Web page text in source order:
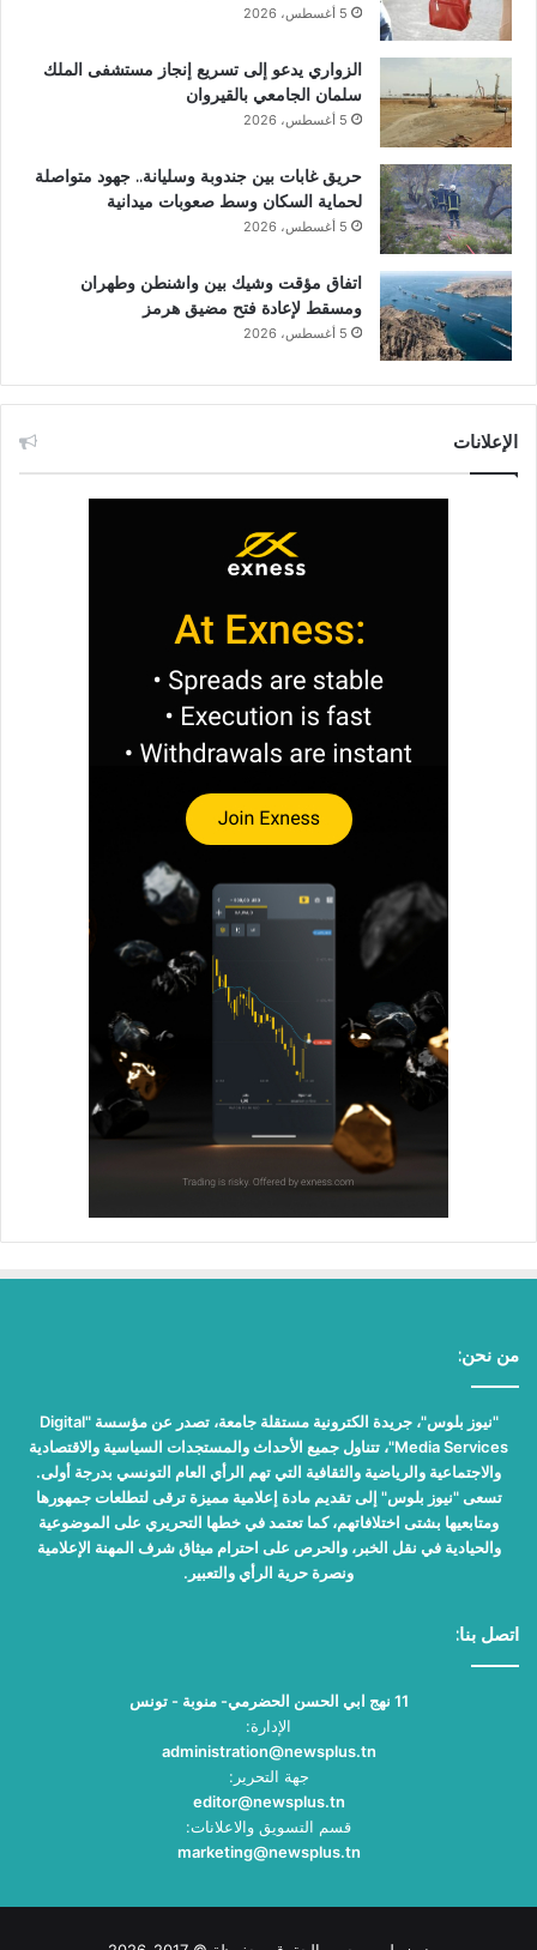
5 أغسطس، 2026
الزواري يدعو إلى تسريع إنجاز مستشفى الملك
سلمان الجامعي بالقيروان
5 أغسطس، 2026
حريق غابات بين جندوبة وسليانة.. جهود متواصلة
لحماية السكان وسط صعوبات ميدانية
5 أغسطس، 2026
اتفاق مؤقت وشيك بين واشنطن وطهران
ومسقط لإعادة فتح مضيق هرمز
5 أغسطس، 2026
الإعلانات
من نحن:
"نيوز بلوس"، جريدة الكترونية مستقلة جامعة، تصدر عن مؤسسة "Digital
Media Services"، تتناول جميع الأحداث والمستجدات السياسية والاقتصادية
والاجتماعية والرياضية والثقافية التي تهم الرأي العام التونسي بدرجة أولى.
تسعى "نيوز بلوس" إلى تقديم مادة إعلامية مميزة ترقى لتطلعات جمهورها
ومتابعيها بشتى اختلافاتهم، كما تعتمد في خطها التحريري على الموضوعية
والحيادية في نقل الخبر، والحرص على احترام ميثاق شرف المهنة الإعلامية
ونصرة حرية الرأي والتعبير.
اتصل بنا:
11 نهج ابي الحسن الحضرمي- منوبة - تونس
الإدارة:
administration@newsplus.tn
جهة التحرير:
editor@newsplus.tn
قسم التسويق والاعلانات:
marketing@newsplus.tn